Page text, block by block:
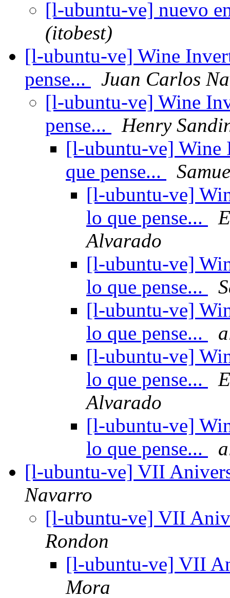
[l-ubuntu-ve] nuevo
(itobest)
[l-ubuntu-ve] Wine
pense...
Juan Carlos
[l-ubuntu-ve] Wine
pense...
Henry
[l-ubuntu-ve] Wine
que pense...
[l-ubuntu-ve]
lo que pense...
Alvarado
[l-ubuntu-ve]
lo que pense...
[l-ubuntu-ve]
lo que pense...
[l-ubuntu-ve]
lo que pense...
Alvarado
[l-ubuntu-ve]
lo que pense...
[l-ubuntu-ve] VII
Navarro
[l-ubuntu-ve] VII
Rondon
[l-ubuntu-ve] VII
Mora